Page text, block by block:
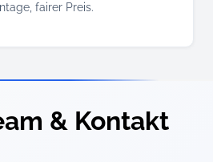
fairer Preis.
& Kontakt